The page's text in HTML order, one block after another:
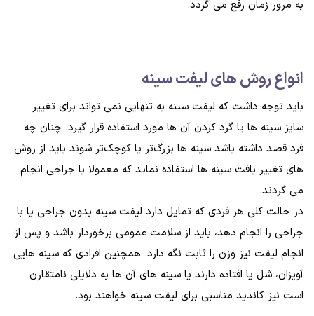
به مرور زمان رفع می گردد.
انواع روش های ليفت سينه
باید توجه داشت که لیفت سینه به تنهایی نمی‌ تواند برای تغییر
سایز سینه‌ ها یا گرد کردن آن‌ ها مورد استفاده قرار گیرد. ‌چنان چه
فرد قصد داشته باشد سینه‌ ها بزرگ‌تر یا کوچک‌تر شوند باید از روش‌
های تغییر بافت سینه‌ ها استفاده نماید که معمولا با جراحی انجام
می‌ گردند.
در حالت کلی هر فردی که تمایل دارد لیفت سینه بدون جراحی یا با
جراحی را انجام دهد، باید از سلامت عمومی برخوردار باشد و پس از
انجام لیفت نیز وزن را ثابت نگه دارد. همچنین افرادی که سینه‌ هایی
آویزان، شل یا افتاده دارند یا سینه‌ های آن‌ ها به دلایلی نامتقارن
است نیز کاندید مناسبی برای لیفت سینه خواهند بود.